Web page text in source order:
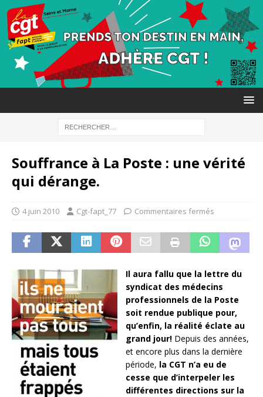
Souffrance à La Poste : une vérité
qui dérange.
4 juin 2010 Cgt-fapt_77 Commentaires fermés
Il aura fallu que la lettre du
syndicat des médecins
professionnels de la Poste
soit rendue publique pour,
qu’enfin, la réalité éclate au
grand jour! Depuis des années,
et encore plus dans la dernière
période, la CGT n’a eu de
cesse que d’interpeler les
différentes directions sur la